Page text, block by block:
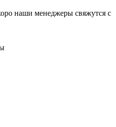
наши менеджеры свяжутся с